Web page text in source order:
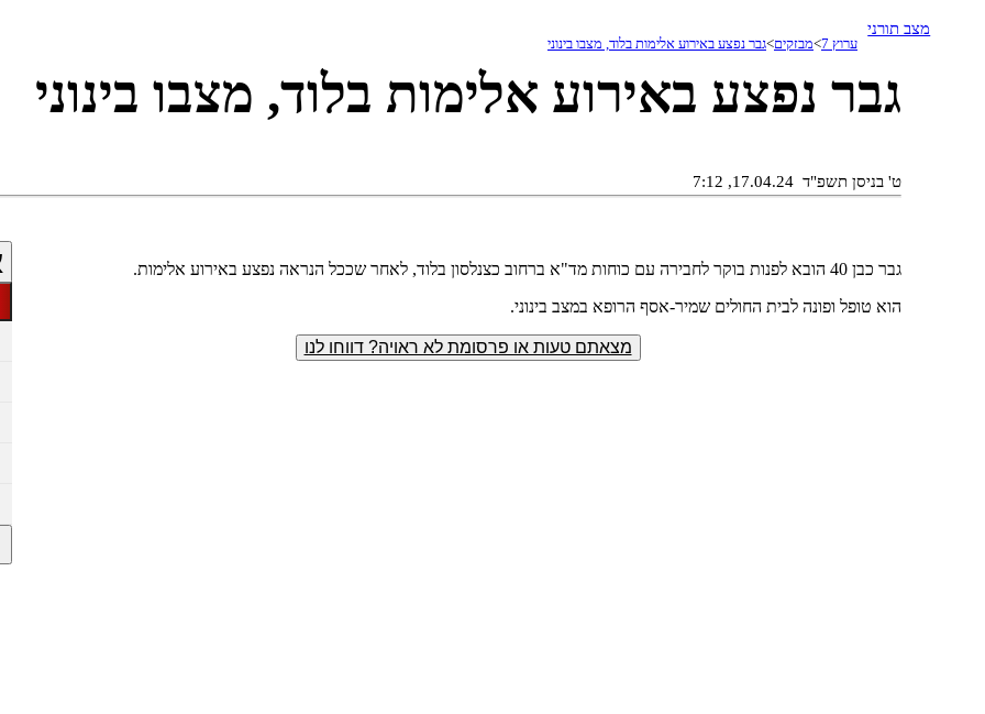
מצב תורני
ערוץ 7 מבזקים גבר נפצע באירוע אלימות בלוד, מצבו בינוני
גבר נפצע באירוע אלימות בלוד, מצבו בינוני
ט' בניסן תשפ"ד 17.04.24, 7:12
גבר כבן 40 הובא לפנות בוקר לחבירה עם כוחות מד"א ברחוב כצנלסון בלוד, לאחר שככל הנראה נפצע באירוע אלימות.
הוא טופל ופונה לבית החולים שמיר-אסף הרופא במצב בינוני.
מצאתם טעות או פרסומת לא ראויה? דווחו לנו